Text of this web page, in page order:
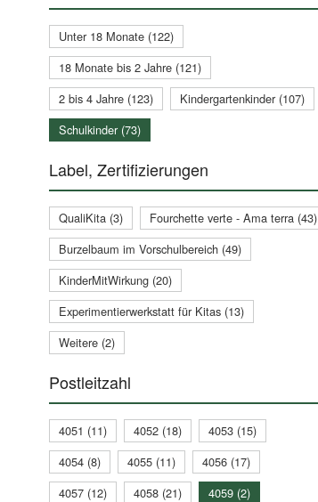
Unter 18 Monate (122)
18 Monate bis 2 Jahre (121)
2 bis 4 Jahre (123)
Kindergartenkinder (107)
Schulkinder (73)
Label, Zertifizierungen
QualiKita (3)
Fourchette verte - Ama terra (43)
Burzelbaum im Vorschulbereich (49)
KinderMitWirkung (20)
Experimentierwerkstatt für Kitas (13)
Weitere (2)
Postleitzahl
4051 (11) 4052 (18)
4053 (15)
4054 (8)
4055 (11)
4056 (17)
4057 (12)
4058 (21)
4059 (2)